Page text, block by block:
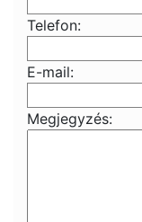
Telefon:
E-mail:
Megjegyzés: